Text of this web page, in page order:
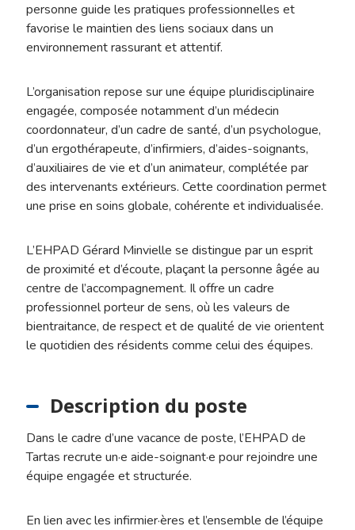
personne guide les pratiques professionnelles et
favorise le maintien des liens sociaux dans un
environnement rassurant et attentif.
L’organisation repose sur une équipe pluridisciplinaire
engagée, composée notamment d’un médecin
coordonnateur, d’un cadre de santé, d’un psychologue,
d’un ergothérapeute, d’infirmiers, d’aides-soignants,
d’auxiliaires de vie et d’un animateur, complétée par
des intervenants extérieurs. Cette coordination permet
une prise en soins globale, cohérente et individualisée.
L’EHPAD Gérard Minvielle se distingue par un esprit
de proximité et d’écoute, plaçant la personne âgée au
centre de l’accompagnement. Il offre un cadre
professionnel porteur de sens, où les valeurs de
bientraitance, de respect et de qualité de vie orientent
le quotidien des résidents comme celui des équipes.
Description du poste
Dans le cadre d’une vacance de poste, l’EHPAD de
Tartas recrute un·e aide-soignant·e pour rejoindre une
équipe engagée et structurée.
En lien avec les infirmier·ères et l’ensemble de l’équipe